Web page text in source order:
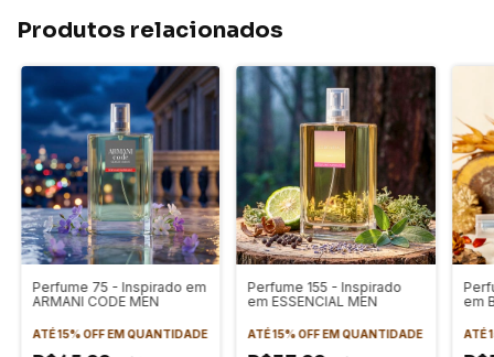
Produtos relacionados
Perfume 75 - Inspirado em
ARMANI CODE MEN
ATÉ 15% OFF EM QUANTIDADE
Perfume 155 - Inspirado
em ESSENCIAL MEN
ATÉ 15% OFF EM QUANTIDADE
em
ATÉ